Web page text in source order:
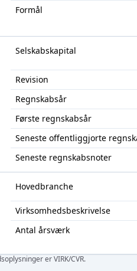
Formål
Selskabskapital
Revision
Regnskabsår
Første regnskabsår
Seneste offentliggjorte
Seneste regnskabsnoter
Hovedbranche
Virksomhedsbeskrivelse
Antal årsværk
er VIRK/CVR.